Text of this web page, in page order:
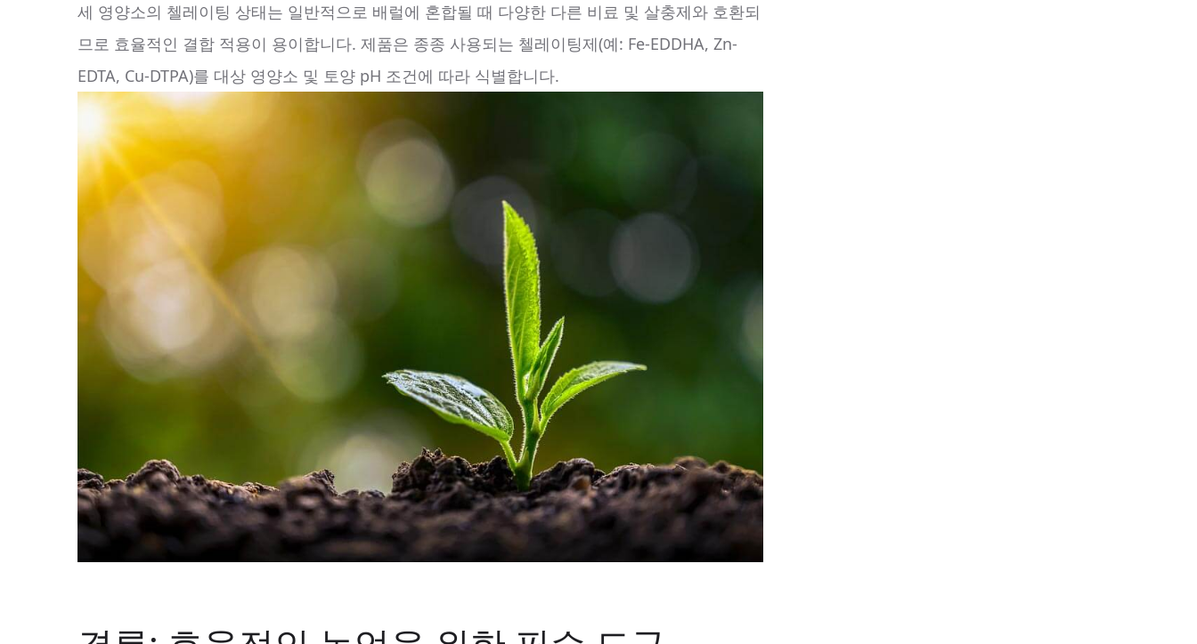
세 영양소의 첼레이팅 상태는 일반적으로 배럴에 혼합될 때 다양한 다른 비료 및 살충제와 호환되
므로 효율적인 결합 적용이 용이합니다. 제품은 종종 사용되는 첼레이팅제(예: Fe-EDDHA, Zn-
EDTA, Cu-DTPA)를 대상 영양소 및 토양 pH 조건에 따라 식별합니다.